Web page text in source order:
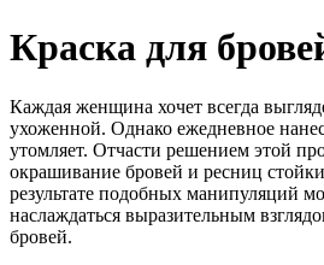
Краска для
Каждая женщина хочет всегда
ухоженной. Однако ежедневное
утомляет. Отчасти решением этой
окрашивание бровей и ресниц
результате подобных манипуляций
наслаждаться выразительным
бровей.